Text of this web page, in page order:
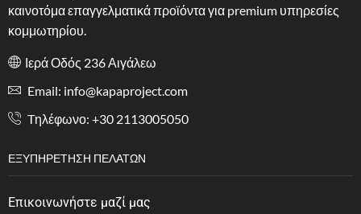
καινοτόμα επαγγελματικά προϊόντα για premium υπηρεσίες
κομμωτηρίου.
Ιερά Οδός 236 Αιγάλεω
Email: info@kapaproject.com
Tηλέφωνο: +30 2113005050
ΕΞΥΠΗΡΈΤΗΣΗ ΠΕΛΑΤΏΝ
Επικοινωνήστε μαζί μας